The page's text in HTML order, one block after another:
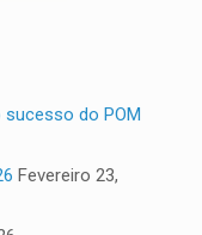
do POM
Fevereiro 23,